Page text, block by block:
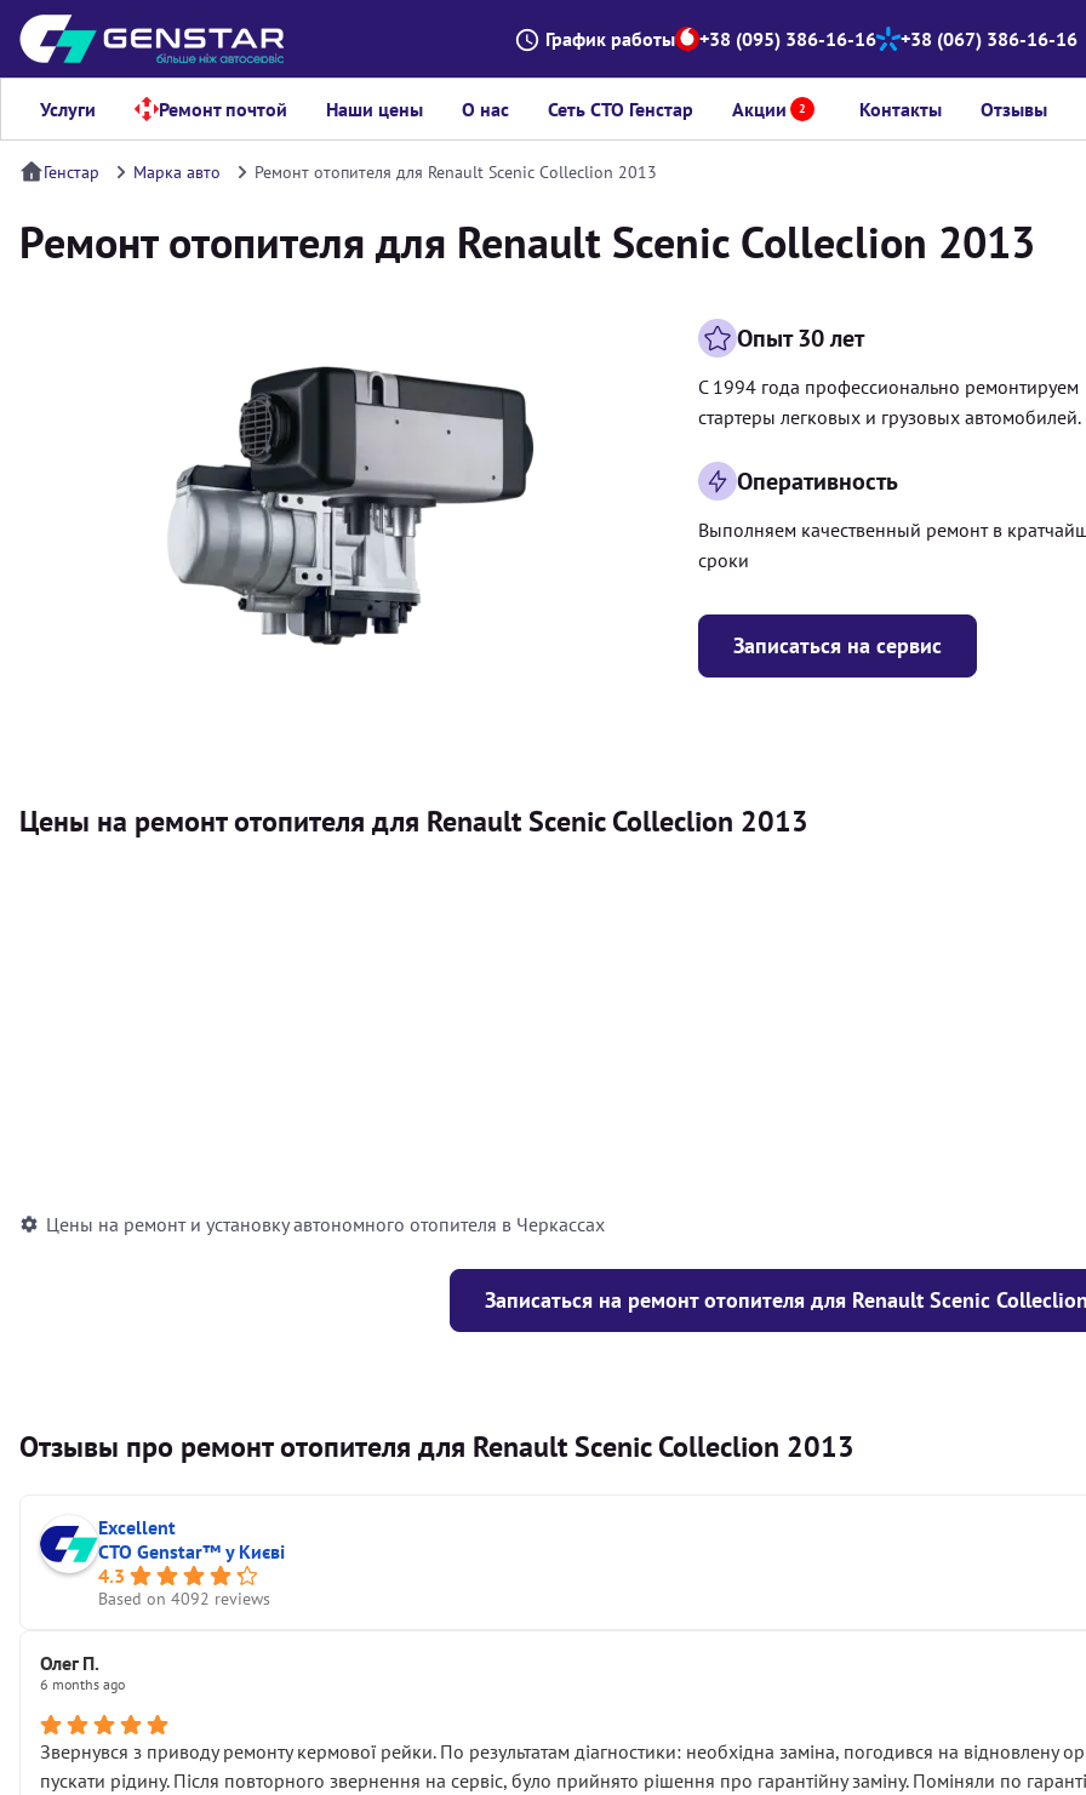
График работы +38 (095) 386-16-16 +38 (067) 386-16-16
Услуги Ремонт почтой Наши цены О нас Сеть СТО Генстар Акции 2 Контакты Отзывы
Генстар Марка авто Ремонт отопителя для Renault Scenic Colleclion 2013
Ремонт отопителя для Renault Scenic Colleclion 2013
Записаться на сервис
Опыт 30 лет
С 1994 года профессионально ремонтируем
стартеры легковых и грузовых автомобилей.
Оперативность
Выполняем качественный ремонт в
сроки
Цены на ремонт отопителя для Renault Scenic Colleclion 2013
Цены на ремонт и установку автономного отопителя в Черкассах
Записаться на ремонт отопителя для Renault Scenic
Отзывы про ремонт отопителя для Renault Scenic Colleclion 2013
Excellent
СТО Genstar™ у Києві
4.3
Based on 4092 reviews
Олег П.
6 months ago
Звернувся з приводу ремонту кермової рейки. По результатам діагностики: необхідна заміна, погодився на відновлену
пускати рідину. Після повторного звернення на сервіс, було прийнято рішення про гарантійну заміну. Поміняли по